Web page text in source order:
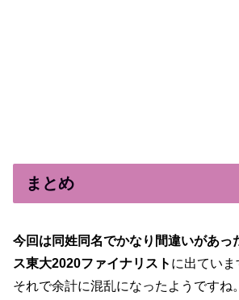
まとめ
今回は同姓同名でかなり間違いがあっ
ス東大2020ファイナリスト に出ていま
それで余計に混乱になったようですね